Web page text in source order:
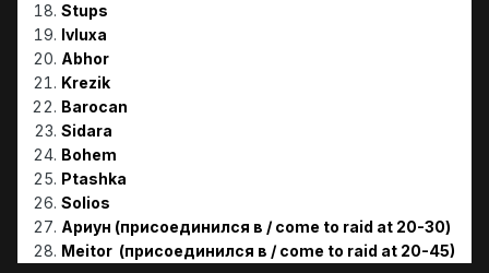
Stups
Ivluxa
Abhor
Krezik
Barocan
Sidara
Bohem
Ptashkа
Solios
Ариун (присоединился в / come to raid at 20-30)
Meitor (присоединился в / come to raid at 20-45)